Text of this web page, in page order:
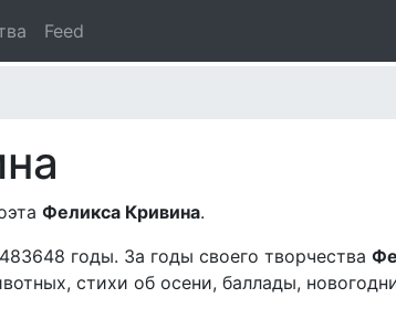
Feed
Феликса Кривина.
годы. За годы своего творчества
стихи об осени, баллады,